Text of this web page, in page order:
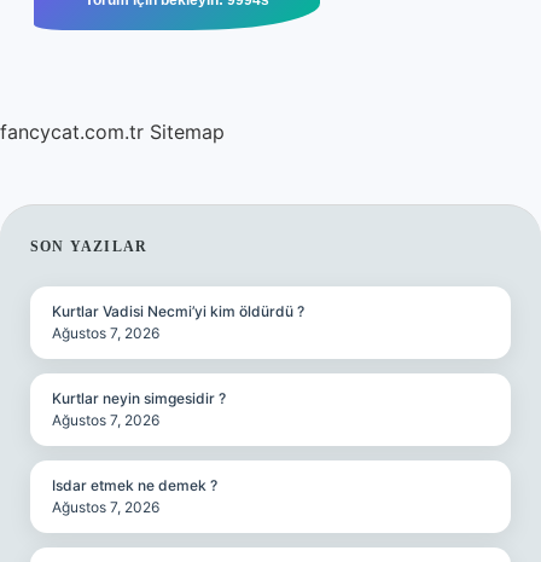
fancycat.com.tr Sitemap
SIDEBAR
SON YAZILAR
Kurtlar Vadisi Necmi’yi kim öldürdü ?
Ağustos 7, 2026
Kurtlar neyin simgesidir ?
Ağustos 7, 2026
Isdar etmek ne demek ?
Ağustos 7, 2026